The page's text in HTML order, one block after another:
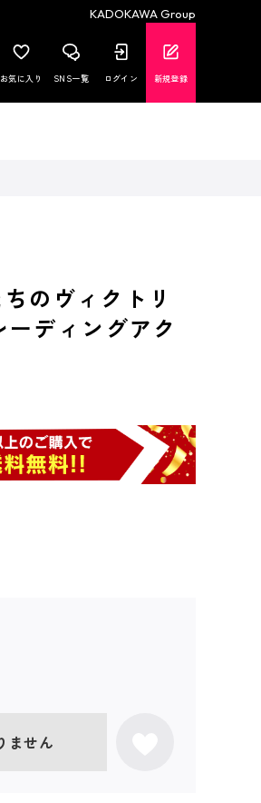
KADOKAWA Group
お気に入り SNS一覧 ログイン 新規登録
のヴィクトリ
ディングアク
ません